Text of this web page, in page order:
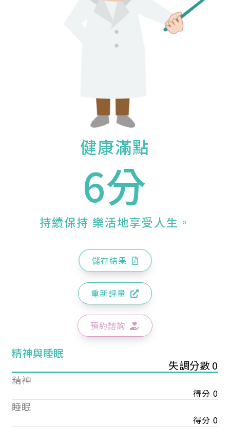
健康滿點
6分
持續保持 樂活地享受人生。
儲存結果
重新評量
預約諮詢
精神與睡眠
失調分數 0
精神
得分 0
睡眠
得分 0